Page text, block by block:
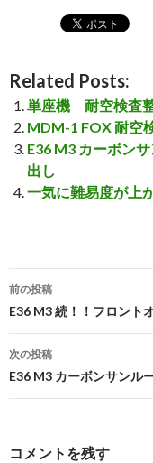
Related Posts:
単座機 耐空検査
MDM-1 FOX 耐空
E36 M3 カーボン
出し
一気に難易度が上
投
稿
ナ
ゲ
前の投稿
E36 M3 続！！フロント
次の投稿
E36 M3 カーボンサンル
コメントを残す